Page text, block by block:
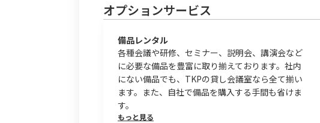
オプションサービス
備品レンタル
各種会議や研修、セミナー、説明会、講演会など
に必要な備品を豊富に取り揃えております。社内
にない備品でも、TKPの貸し会議室なら全て揃い
ます。また、自社で備品を購入する手間も省けま
す。
もっと見る